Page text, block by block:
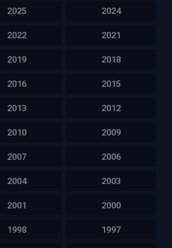
2025 2024
2022 2021
2019 2018
2016 2015
2013 2012
2010 2009
2007 2006
2004 2003
2001 2000
1998 1997